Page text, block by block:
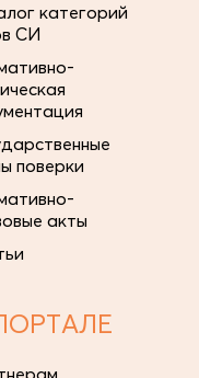
категорий
СИ
поверки
акты